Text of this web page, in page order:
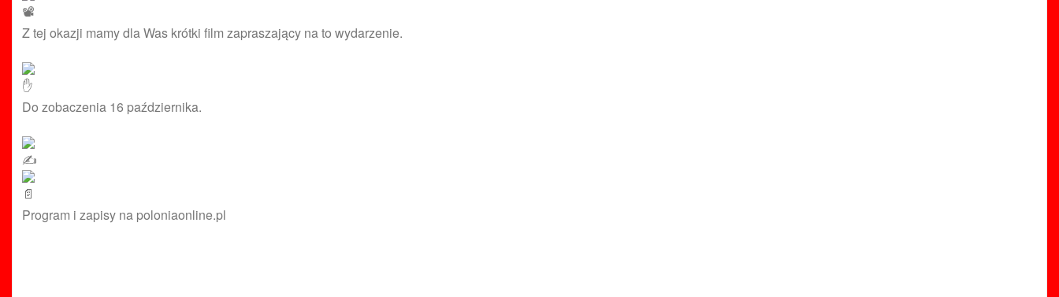
Z tej okazji mamy dla Was krótki film zapraszający na to wydarzenie.
Do zobaczenia 16 października.
Program i zapisy na poloniaonline.pl